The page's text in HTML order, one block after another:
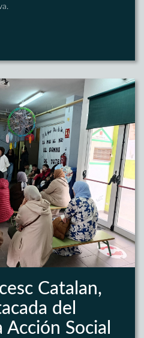
Catalan,
del
Social